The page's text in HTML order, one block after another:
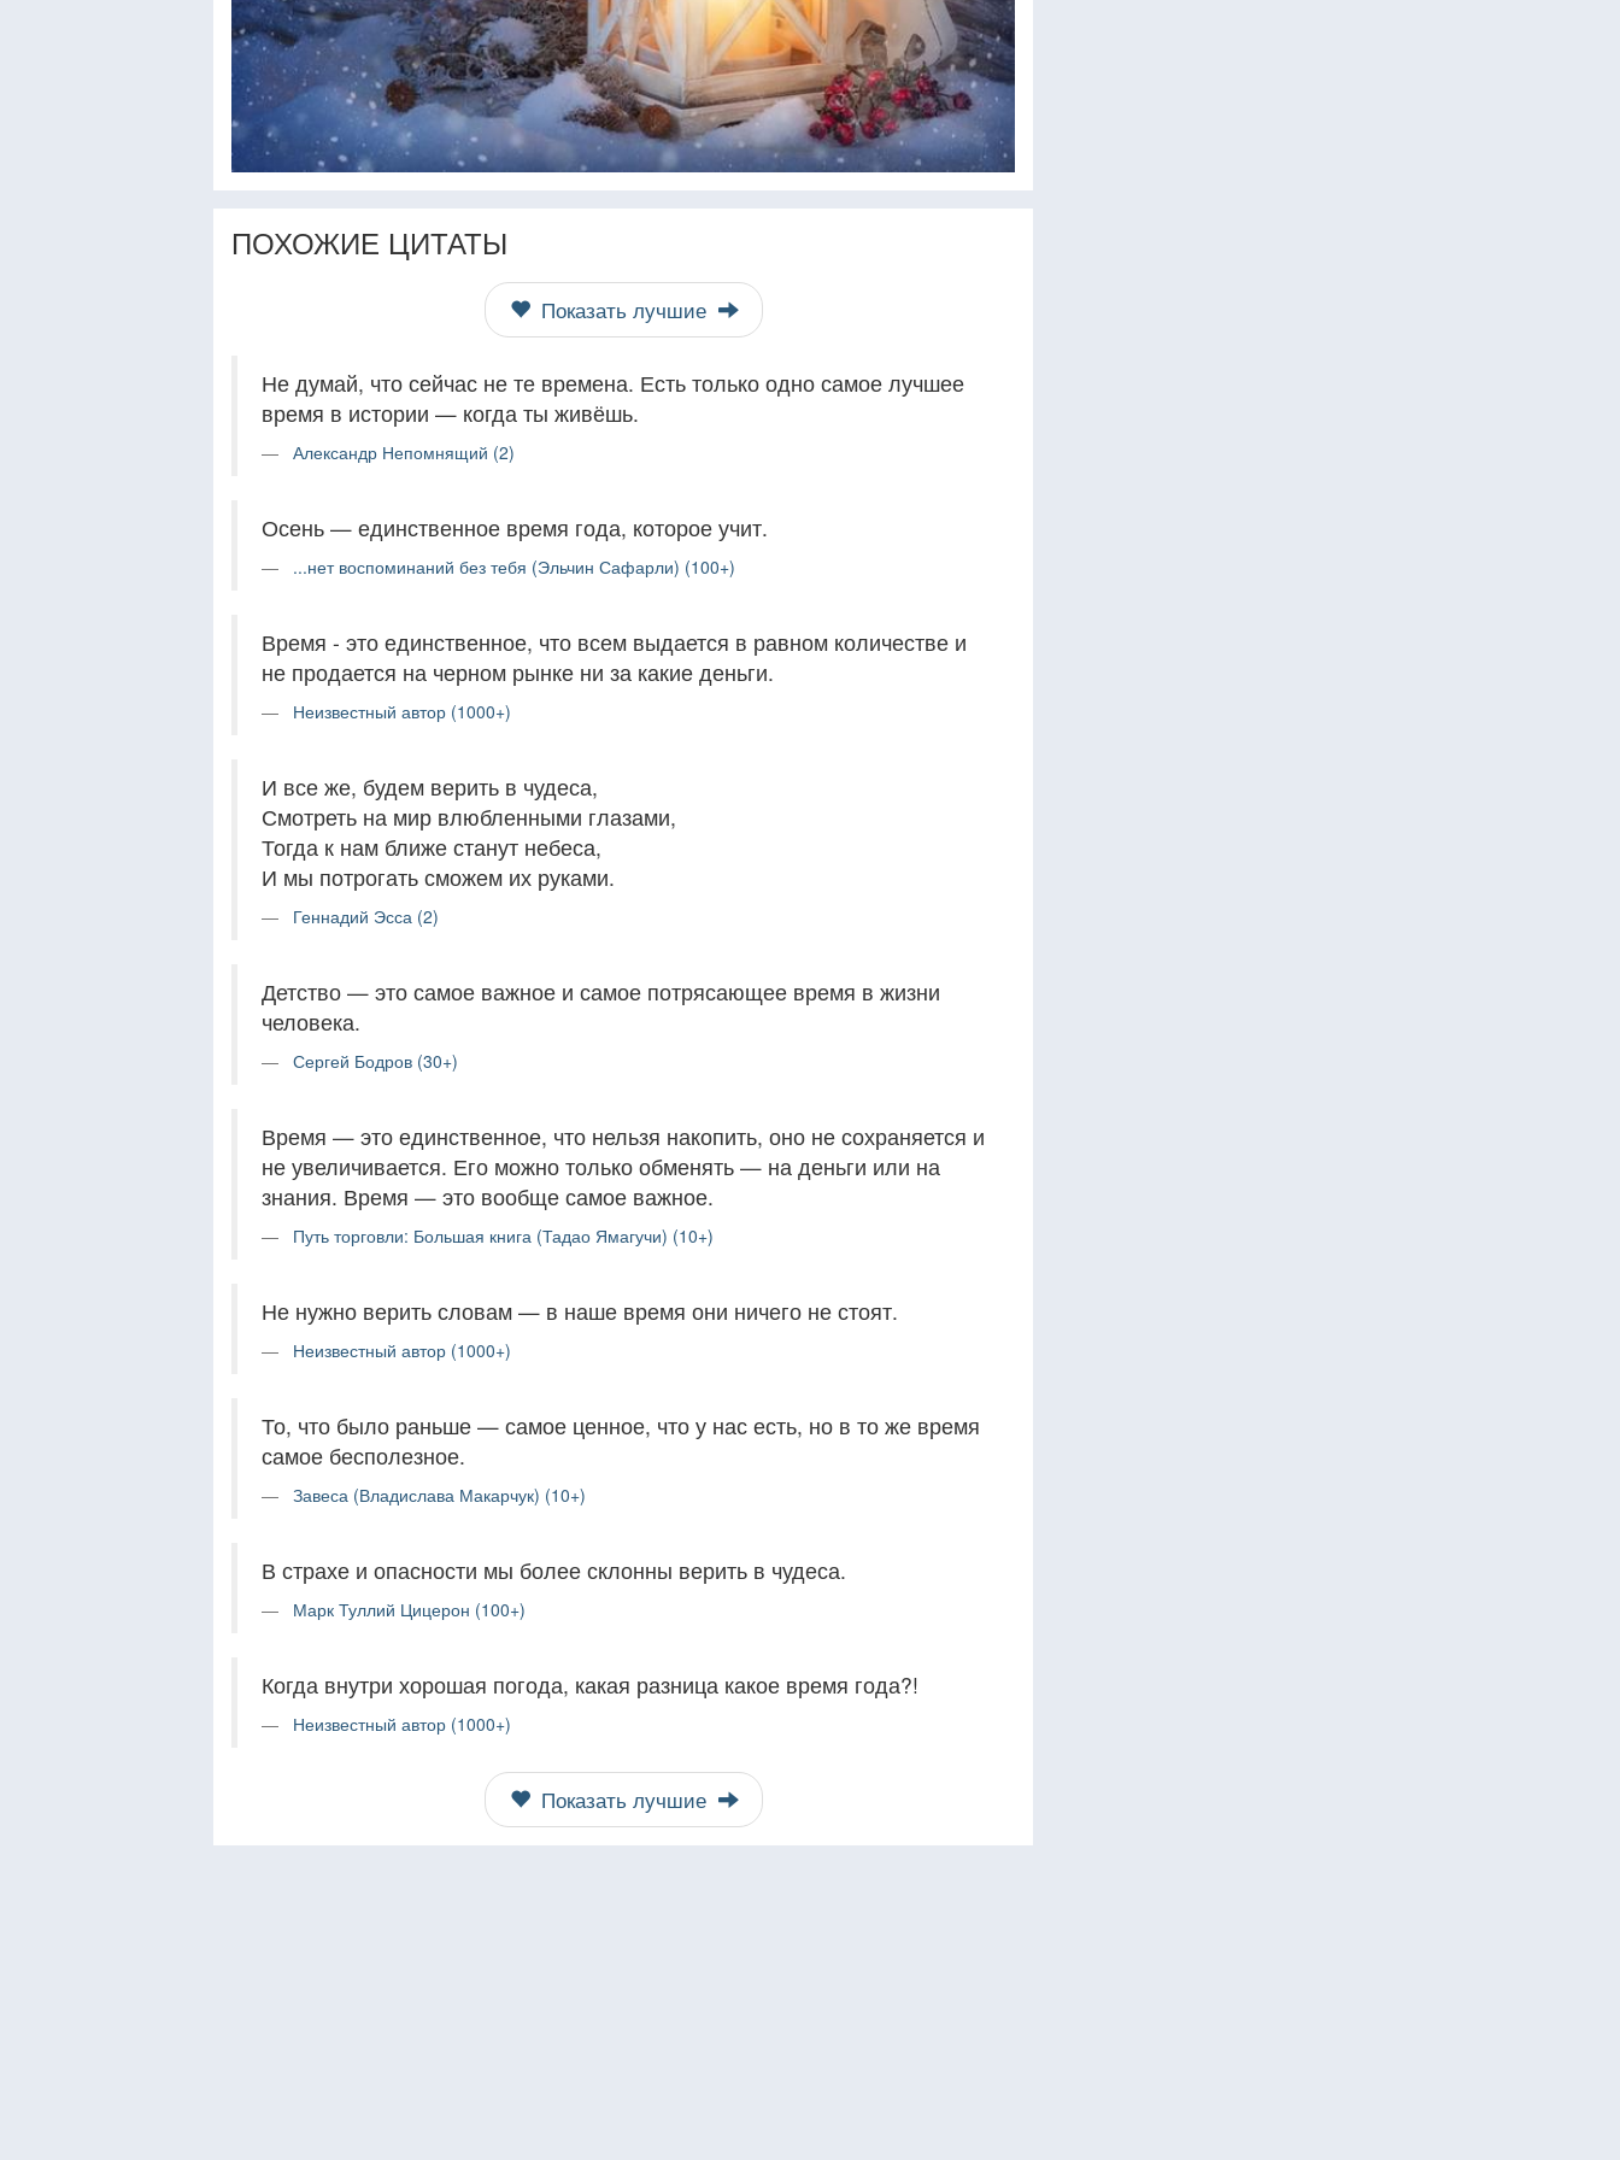
ПОХОЖИЕ ЦИТАТЫ
Показать лучшие
Не думай, что сейчас не те времена. Есть только одно самое лучшее
время в истории — когда ты живёшь.
Александр Непомнящий (2)
Осень — единственное время года, которое учит.
...нет воспоминаний без тебя (Эльчин Сафарли) (100+)
Время - это единственное, что всем выдается в равном количестве и
не продается на черном рынке ни за какие деньги.
Неизвестный автор (1000+)
И все же, будем верить в чудеса,
Смотреть на мир влюбленными глазами,
Тогда к нам ближе станут небеса,
И мы потрогать сможем их руками.
Геннадий Эсса (2)
Детство — это самое важное и самое потрясающее время в жизни
человека.
Сергей Бодров (30+)
Время — это единственное, что нельзя накопить, оно не сохраняется и
не увеличивается. Его можно только обменять — на деньги или на
знания. Время — это вообще самое важное.
Путь торговли: Большая книга (Тадао Ямагучи) (10+)
Не нужно верить словам — в наше время они ничего не стоят.
Неизвестный автор (1000+)
То, что было раньше — самое ценное, что у нас есть, но в то же время
самое бесполезное.
Завеса (Владислава Макарчук) (10+)
В страхе и опасности мы более склонны верить в чудеса.
Марк Туллий Цицерон (100+)
Когда внутри хорошая погода, какая разница какое время года?!
Неизвестный автор (1000+)
Показать лучшие